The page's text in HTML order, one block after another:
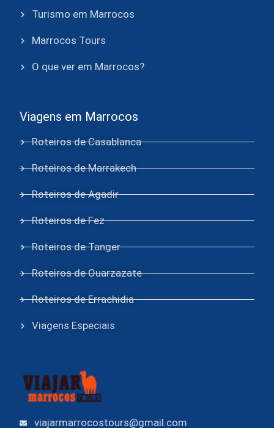
viajarmarrocostours@gmail.com
Viagens em Marrocos
Roteiros de Casablanca
Roteiros de Marrakech
Roteiros de Agadir
Roteiros de Fez
Roteiros de Tanger
Roteiros de Ouarzazate
Roteiros de Errachidia
Viagens Especiais
Turismo em Marrocos
Marrocos Tours
O que ver em Marrocos?